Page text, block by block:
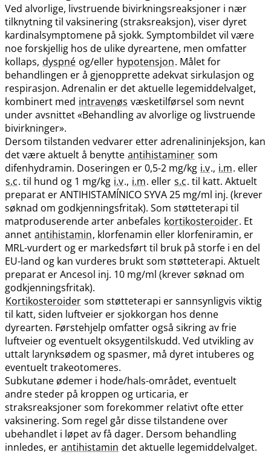
Ved alvorlige, livstruende bivirkningsreaksjoner i nær
tilknytning til vaksinering (straksreaksjon), viser dyret
kardinalsymptomene på sjokk. Symptombildet vil være
noe forskjellig hos de ulike dyreartene, men omfatter
kollaps, dyspné og​/​eller hypotensjon. Målet for
behandlingen er å gjenopprette adekvat sirkulasjon og
respirasjon. Adrenalin er det aktuelle legemiddelvalget,
kombinert med intravenøs væsketilførsel som nevnt
under avsnittet «Behandling av alvorlige og livstruende
bivirkninger».
Dersom tilstanden vedvarer etter adrenalininjeksjon, kan
det være aktuelt å benytte antihistaminer som
difenhydramin. Doseringen er 0,5-2 mg/kg i.v., i.m. eller
s.c. til hund og 1 mg/kg i.v., i.m. eller s.c. til katt. Aktuelt
preparat er ANTIHISTAMÍNICO SYVA 25 mg/ml inj. (krever
søknad om godkjenningsfritak). Som støtteterapi til
matproduserende arter anbefales kortikosteroider. Et
annet antihistamin, klorfenamin eller klorfeniramin, er
MRL-vurdert og er markedsført til bruk på storfe i en del
EU-land og kan vurderes brukt som støtteterapi. Aktuelt
preparat er Ancesol inj. 10 mg/ml (krever søknad om
godkjenningsfritak).
Kortikosteroider som støtteterapi er sannsynligvis viktig
til katt, siden luftveier er sjokkorgan hos denne
dyrearten. Førstehjelp omfatter også sikring av frie
luftveier og eventuelt oksygentilskudd. Ved utvikling av
uttalt larynksødem og spasmer, må dyret intuberes og
eventuelt trakeotomeres.
Subkutane ødemer i hode​/​hals-området, eventuelt
andre steder på kroppen og urticaria, er
straksreaksjoner som forekommer relativt ofte etter
vaksinering. Som regel går disse tilstandene over
ubehandlet i løpet av få dager. Dersom behandling
innledes, er antihistamin det aktuelle legemiddelvalget.